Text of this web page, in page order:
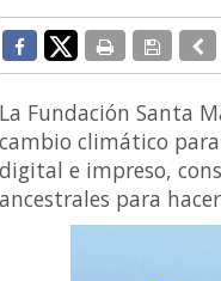
La Fundación Santa
cambio climático
digital e impreso,
ancestrales para